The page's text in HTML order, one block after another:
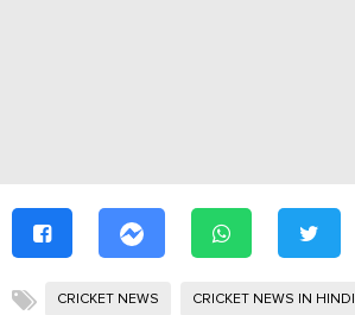
CRICKET NEWS CRICKET NEWS IN HINDI